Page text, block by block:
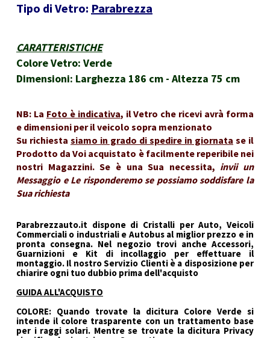
Tipo di Vetro: Parabrezza
CARATTERISTICHE
Colore Vetro: Verde
Dimensioni: Larghezza 186 cm - Altezza 75 cm
NB: La Foto è indicativa, il Vetro che ricevi avrà forma
e dimensioni per il veicolo sopra menzionato
Su richiesta siamo in grado di spedire in giornata se il
Prodotto da Voi acquistato è facilmente reperibile nei
nostri Magazzini. Se è una Sua necessita, invii un
Messaggio e Le risponderemo se possiamo soddisfare la
Sua richiesta
Parabrezzauto.it dispone di Cristalli per Auto, Veicoli
Commerciali o industriali e Autobus al miglior prezzo e in
pronta consegna. Nel negozio trovi anche Accessori,
Guarnizioni e Kit di incollaggio per effettuare il
montaggio. Il nostro Servizio Clienti è a disposizione per
chiarire ogni tuo dubbio prima dell'acquisto
GUIDA ALL'ACQUISTO
COLORE: Quando trovate la dicitura Colore Verde si
intende il colore trasparente con un trattamento base
per i raggi solari. Mentre se trovate la dicitura Privacy